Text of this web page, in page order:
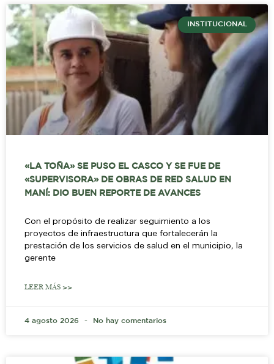
INSTITUCIONAL
«LA TOÑA» SE PUSO EL CASCO Y SE FUE DE
«SUPERVISORA» DE OBRAS DE RED SALUD EN
MANÍ: DIO BUEN REPORTE DE AVANCES
Con el propósito de realizar seguimiento a los
proyectos de infraestructura que fortalecerán la
prestación de los servicios de salud en el municipio, la
gerente
LEER MÁS >>
4 agosto 2026 No hay comentarios